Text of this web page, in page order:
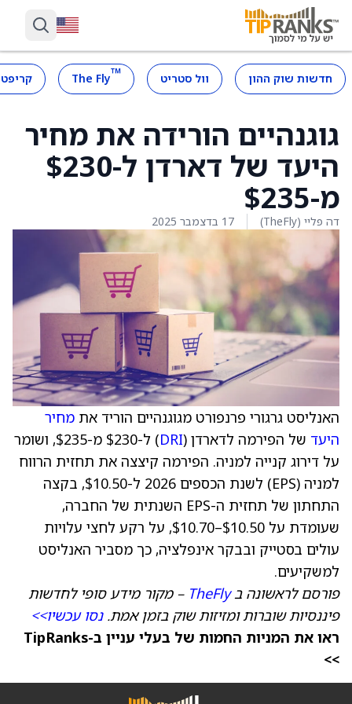
חדשות שוק ההון וול סטריט ™
The Fly
גוגנהיים הורידה את מחיר
היעד של דארדן ל-$230
מ-$235
דה פליי (TheFly) 17 בדצמבר 2025
האנליסט גרגורי פרנפורט מגוגנהיים הוריד את מחיר
היעד של הפירמה לדארדן (DRI
) ל-$230 מ-$235, ושומר
על דירוג קנייה למניה. הפירמה קיצצה את תחזית הרווח
למניה (EPS) לשנת הכספים 2026 ל-$10.50, בקצה
התחתון של תחזית ה-EPS השנתית של החברה,
שעומדת על $10.50–$10.70, על רקע לחצי עלויות
עולים בסטייק ובבקר אינפלציה, כך מסביר האנליסט
למשקיעים.
פורסם לראשונה בTheFly – מקור מידע סופי לחדשות
פיננסיות שוברות ומזיזות שוק בזמן אמת.נסו עכשיו>>
ראו את המניות החמות של בעלי עניין ב-TipRanks
>>